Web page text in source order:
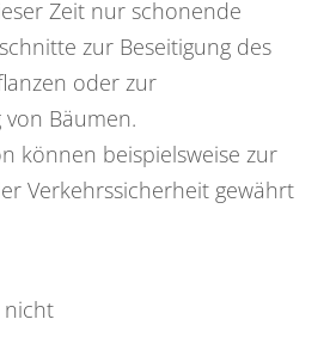
Zeit nur schonende
zur Beseitigung des
oder zur
Bäumen.
können beispielsweise zur
Verkehrssicherheit gewährt
nicht